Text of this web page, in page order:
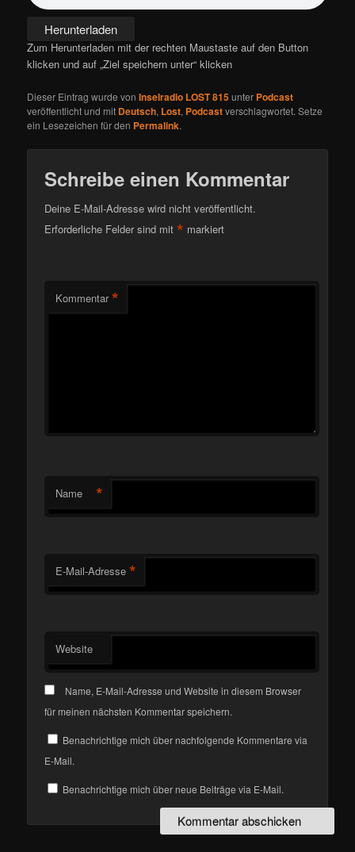
Herunterladen
Zum Herunterladen mit der rechten Maustaste auf den Button
klicken und auf „Ziel speichern unter“ klicken
Dieser Eintrag wurde vonInselradio LOST 815unter Podcast
veröffentlicht und mit Deutsch, Lost, Podcastverschlagwortet. Setze
ein Lesezeichen für den Permalink.
Schreibe einen Kommentar
Deine E-Mail-Adresse wird nicht veröffentlicht.
Erforderliche Felder sind mit* markiert
Kommentar *
Name *
E-Mail-Adresse *
Website
Name, E-Mail-Adresse und Website in diesem Browser
für meinen nächsten Kommentar speichern.
Benachrichtige mich über nachfolgende Kommentare via
E-Mail.
Benachrichtige mich über neue Beiträge via E-Mail.